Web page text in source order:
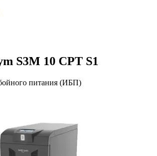
S3M 10 CPT S1
питания (ИБП)